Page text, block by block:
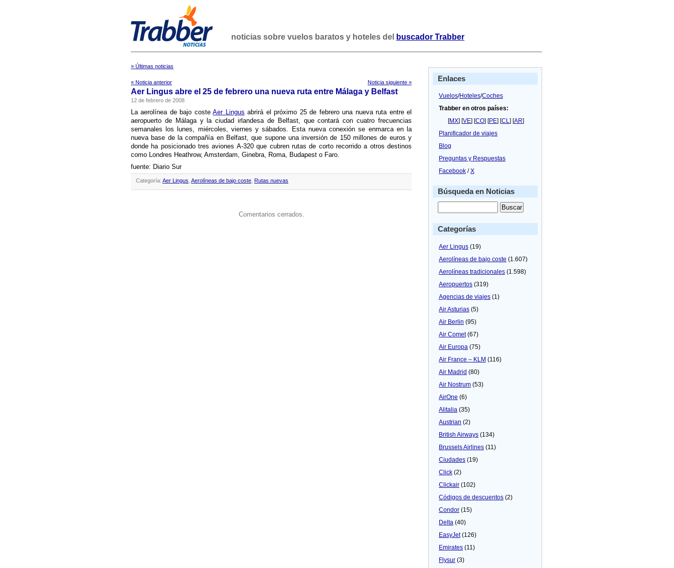
noticias sobre vuelos baratos y hoteles del buscador Trabber
» Últimas noticias
« Noticia anterior Noticia siguiente »
Aer Lingus abre el 25 de febrero una nueva ruta entre Málaga y Belfast
12 de febrero de 2008
La aerolí­nea de bajo costeAer Lingus abrirá el próximo 25 de febrero una nueva ruta entre el
aeropuerto de Málaga y la ciudad irlandesa de Belfast, que contará con cuatro frecuencias
semanales los lunes, miércoles, viernes y sábados. Esta nueva conexión se enmarca en la
nueva base de la compañí­a en Belfast, que supone una inversión de 150 millones de euros y
donde ha posicionado tres aviones A-320 que cubren rutas de corto recorrido a otros destinos
como Londres Heathrow, Amsterdam, Ginebra, Roma, Budapest o Faro.
fuente: Diario Sur
Categoría: Aer Lingus Aerolíneas de bajo coste Rutas nuevas
Comentarios cerrados.
Enlaces
Vuelos/Hoteles/Coches
Trabber en otros países:
[MX] [VE] [CO] [PE] [CL] [AR]
Planificador de viajes
Blog
Preguntas y Respuestas
Facebook /X
Búsqueda en Noticias
Categorías
Aer Lingus (19)
Aerolíneas de bajo coste (1.607)
Aerolíneas tradicionales (1.598)
Aeropuertos (319)
Agencias de viajes (1)
Air Asturias (5)
Air Berlin (95)
Air Comet(67)
Air Europa (75)
Air France – KLM (116)
Air Madrid (80)
Air Nostrum (53)
AirOne (6)
Alitalia (35)
Austrian (2)
British Airways (134)
Brussels Airlines (11)
Ciudades (19)
Click (2)
Clickair (102)
Códigos de descuentos (2)
Condor (15)
Delta (40)
EasyJet(126)
Emirates (11)
Flysur (3)